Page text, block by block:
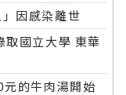
因感染離世
取國立大學 東華
的牛肉湯開始